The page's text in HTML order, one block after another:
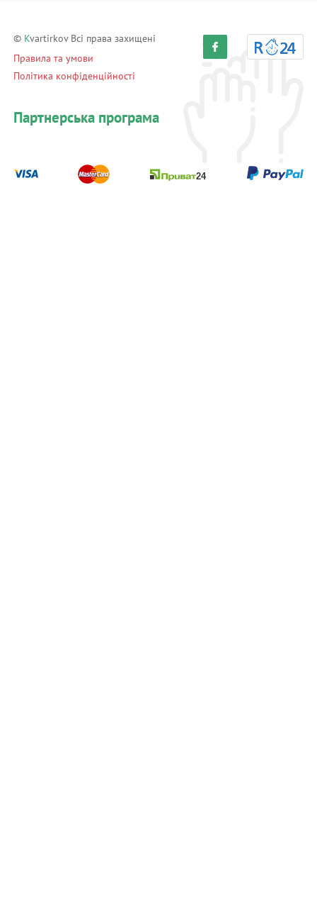
© Kvartirkov Всі права захищені
Правила та умови
Політика конфіденційності
Партнерська програма